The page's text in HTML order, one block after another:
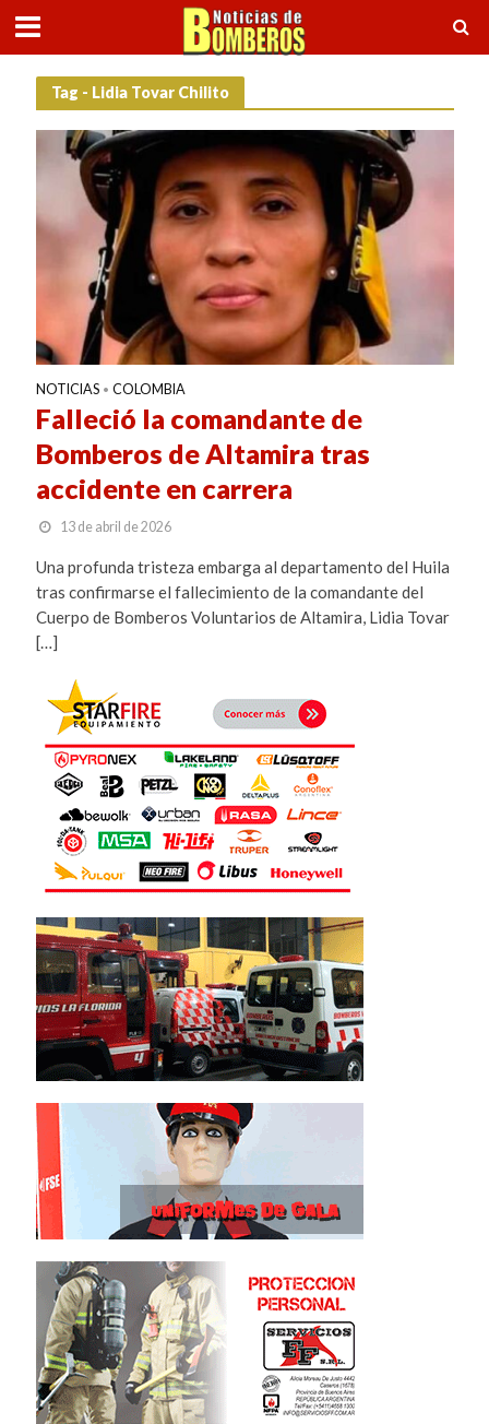
Tag - Lidia Tovar Chilito
NOTICIAS • COLOMBIA
Falleció la comandante de
Bomberos de Altamira tras
accidente en carrera
13 de abril de 2026
Una profunda tristeza embarga al departamento del Huila
tras confirmarse el fallecimiento de la comandante del
Cuerpo de Bomberos Voluntarios de Altamira, Lidia Tovar
[…]